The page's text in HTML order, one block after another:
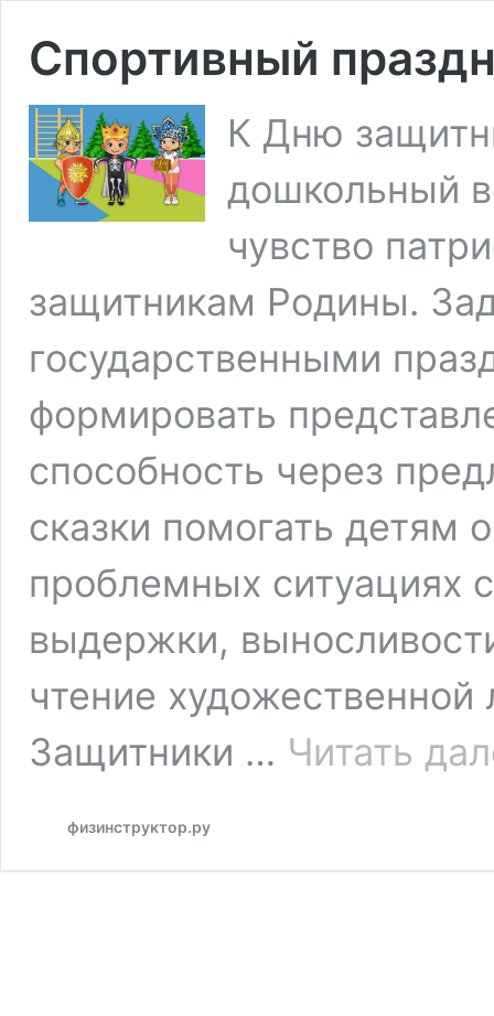
Спортивный
К Дню
дошкольный
чувство
защитникам Родины.
государственными
формировать
способность через
сказки помогать детям
проблемных ситуациях
выдержки,
чтение
Защитники … Читать
физинструктор.ру